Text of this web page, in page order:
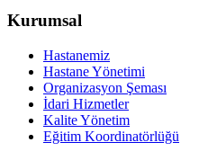
Kurumsal
Hastanemiz
Hastane Yönetimi
Organizasyon Şeması
İdari Hizmetler
Kalite Yönetim
Eğitim Koordinatörlüğü